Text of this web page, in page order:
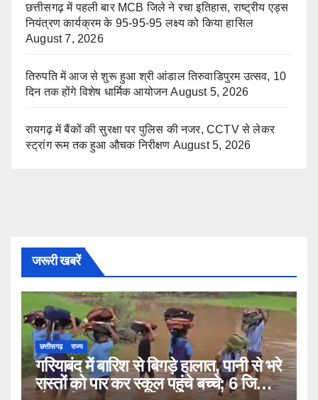
छत्तीसगढ़ में पहली बार MCB जिले ने रचा इतिहास, राष्ट्रीय एड्स
नियंत्रण कार्यक्रम के 95-95-95 लक्ष्य को किया हासिल
August 7, 2026
तिरुपति में आज से शुरू हुआ श्री आंडाल तिरुवाडिपुरम उत्सव, 10
दिन तक होंगे विशेष धार्मिक आयोजन August 5, 2026
रायगढ़ में बैंकों की सुरक्षा पर पुलिस की नजर, CCTV से लेकर
स्ट्रांग रूम तक हुआ औचक निरीक्षण August 5, 2026
जरूरी खबरें
छत्तीसगढ़ राज्य
गरियाबंद में बारिश से बिगड़े हालात, पानी से भरे
रास्तों को पार कर स्कूल पहुंचे बच्चे; 6 जिलों में